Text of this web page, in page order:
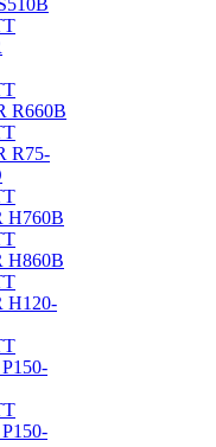
R660B
R75-
H760B
H860B
H120-